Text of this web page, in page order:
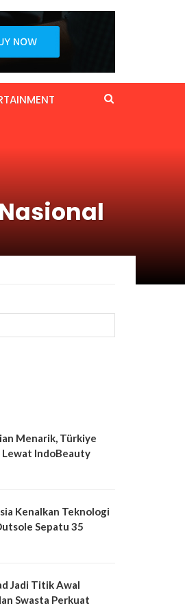
Menarik, Türkiye
Lewat IndoBeauty
Kenalkan Teknologi
Sepatu 35
Jadi Titik Awal
Swasta Perkuat